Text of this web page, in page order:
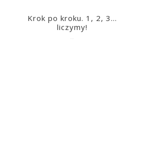
Krok po kroku. 1, 2, 3…
liczymy!